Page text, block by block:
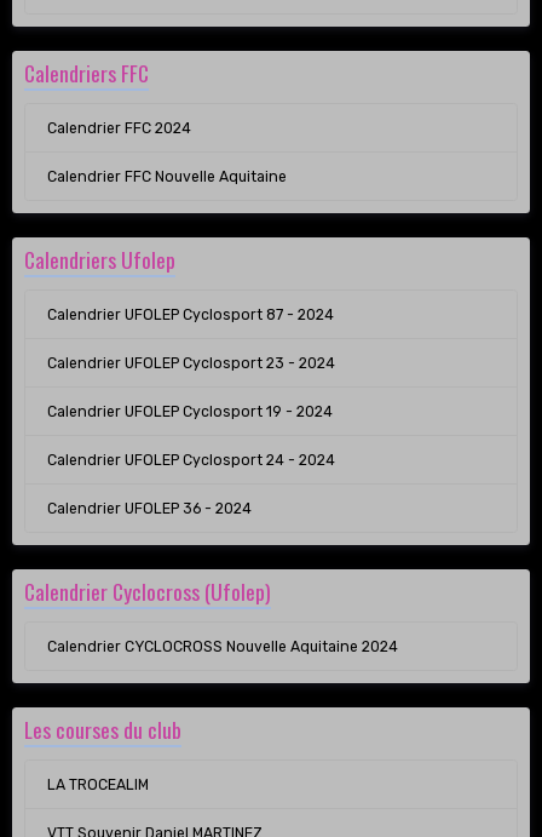
Calendriers FFC
Calendrier FFC 2024
Calendrier FFC Nouvelle Aquitaine
Calendriers Ufolep
Calendrier UFOLEP Cyclosport 87 - 2024
Calendrier UFOLEP Cyclosport 23 - 2024
Calendrier UFOLEP Cyclosport 19 - 2024
Calendrier UFOLEP Cyclosport 24 - 2024
Calendrier UFOLEP 36 - 2024
Calendrier Cyclocross (Ufolep)
Calendrier CYCLOCROSS Nouvelle Aquitaine 2024
Les courses du club
LA TROCEALIM
VTT Souvenir Daniel MARTINEZ